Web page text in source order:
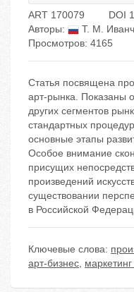
ART 170079
DOI
Авторы:
Т. М.
Просмотров: 4165
Статья посвящена
арт-рынка. Показаны
других сегментов
стандартных
основные этапы
Особое внимание
присущих
произведений
существовании
в Российской
Ключевые слова:
арт-бизнес, маркетинг